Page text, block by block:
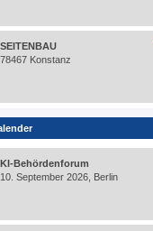
SEITENBAU
78467 Konstanz
KI-Behördenforum
10. September 2026, Berlin